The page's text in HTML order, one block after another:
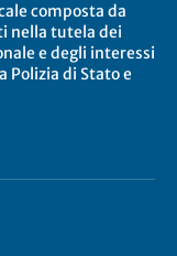
composta da
nella tutela dei
e degli interessi
Polizia di Stato e